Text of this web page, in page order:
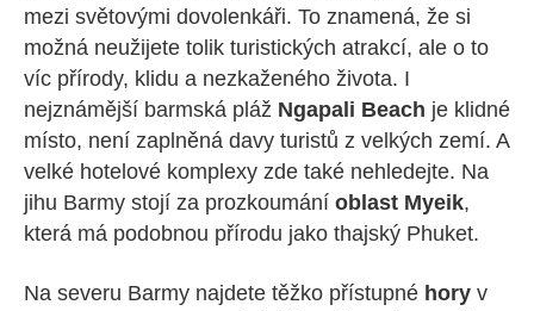
mezi světovými dovolenkáři. To znamená, že si
možná neužijete tolik turistických atrakcí, ale o to
víc přírody, klidu a nezkaženého života. I
nejznámější barmská pláž Ngapali Beach je klidné
místo, není zaplněná davy turistů z velkých zemí. A
velké hotelové komplexy zde také nehledejte. Na
jihu Barmy stojí za prozkoumání oblast Myeik,
která má podobnou přírodu jako thajský Phuket.
Na severu Barmy najdete těžko přístupné hory v